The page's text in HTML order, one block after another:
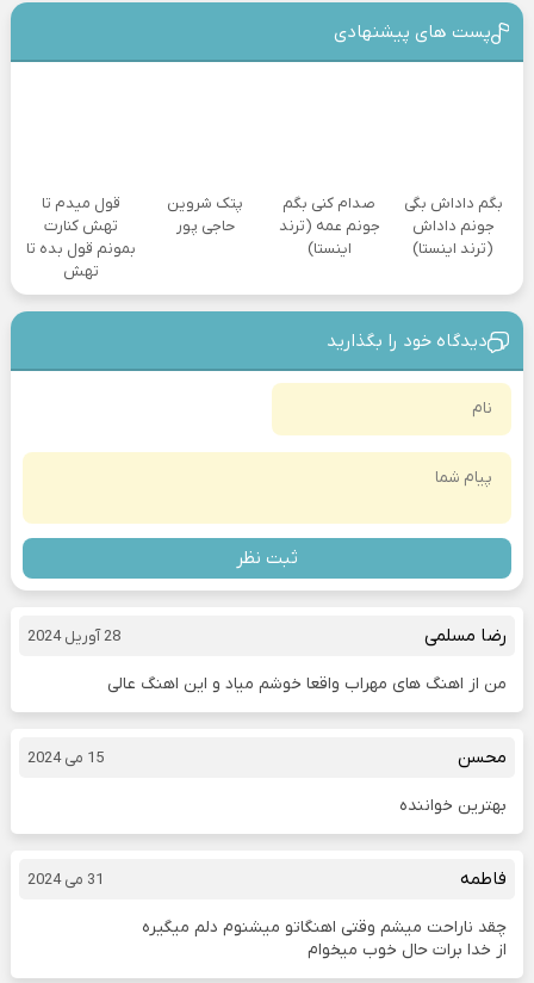
پست های پیشنهادی
بگم داداش بگی
جونم داداش
(ترند اینستا)
صدام کنی بگم
جونم عمه (ترند
اینستا)
پتک شروین
حاجی پور
قول میدم تا
تهش کنارت
بمونم قول بده تا
تهش
دیدگاه خود را بگذارید
ثبت نظر
رضا مسلمی 28 آوریل 2024
من از اهنگ های مهراب واقعا خوشم میاد و این اهنگ عالی
محسن 15 می 2024
بهترین خواننده
فاطمه 31 می 2024
چقد ناراحت میشم وقتی اهنگاتو میشنوم دلم میگیره
از خدا برات حال خوب میخوام